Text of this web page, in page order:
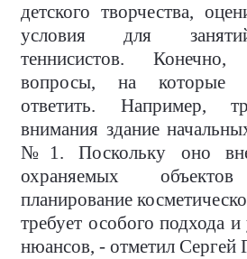
детского творчества,
условия для
теннисистов.
вопросы, на которые
ответить. Например,
внимания здание
№1. Поскольку оно
охраняемых объектов
планирование
требует особого подхода
нюансов, - отметил Сергей